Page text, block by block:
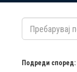
содржина
Подреди според